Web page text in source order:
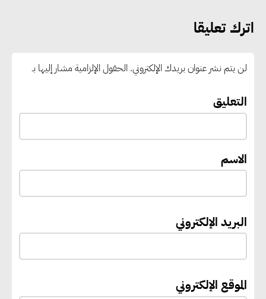
اترك تعليقا
لن يتم نشر عنوان بريدك الإلكتروني. الحقول الإلزامية مشار إليها بـ
التعليق
الاسم
البريد الإلكتروني
الموقع الإلكتروني
يعمل على تطوير موقعه الإلكتروني
إيفل تستثمر ما يصل إلى 130
“بي إس آر” في مشروعات الطاقة